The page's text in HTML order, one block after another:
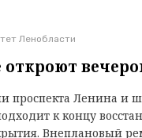
Ленобласти
проспекта Ленина и
к концу
Внеплановый